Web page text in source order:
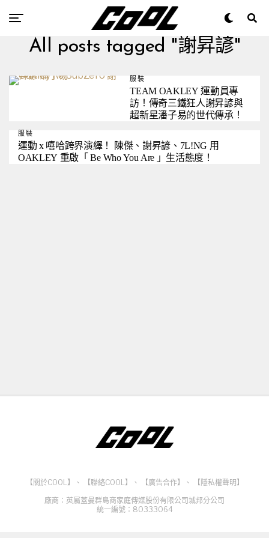
All posts tagged "謝昇諺"
服裝
TEAM OAKLEY 運動員專
訪！傳奇三鐵狂人謝昇諺與
超新星潘子易的世代傳承！
服裝
運動 x 嘻哈跨界演繹！ 陳傑、謝昇諺、7L!NG 用
OAKLEY 重啟「 Be Who You Are 」生活態度！
【關於COOL】 、 【聯絡COOL】 、 【廣告合作】 、
【隱私權聲明】
廠商：英屬蓋曼群島商家庭傳媒股份有限公司城邦分公司
統一編號：80333064